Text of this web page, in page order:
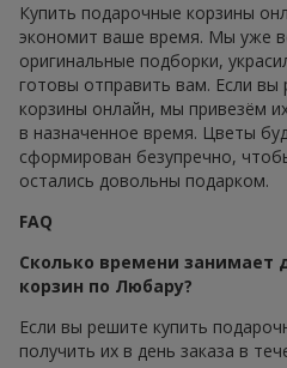
Купить подарочные корзины
экономит ваше время. Мы уже
оригинальные подборки,
готовы отправить вам. Если
корзины онлайн, мы привезём
в назначенное время. Цветы
сформирован безупречно,
остались довольны подарком.
FAQ
Сколько времени занимает
корзин по Любару?
Если вы решите купить
получить их в день заказа в